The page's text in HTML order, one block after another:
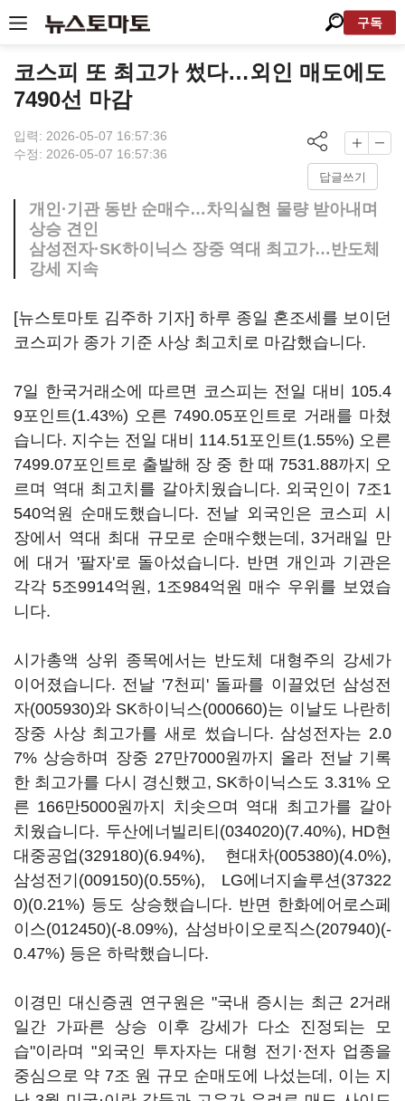
구독
코스피 또 최고가 썼다…외인 매도에도
7490선 마감
입력: 2026-05-07 16:57:36
수정: 2026-05-07 16:57:36
답글쓰기
개인·기관 동반 순매수…차익실현 물량 받아내며
상승 견인
삼성전자·SK하이닉스 장중 역대 최고가…반도체
강세 지속
[뉴스토마토 김주하 기자] 하루 종일 혼조세를 보이던
코스피가 종가 기준 사상 최고치로 마감했습니다.
7일 한국거래소에 따르면 코스피는 전일 대비 105.4
9포인트(1.43%) 오른 7490.05포인트로 거래를 마쳤
습니다. 지수는 전일 대비 114.51포인트(1.55%) 오른
7499.07포인트로 출발해 장 중 한 때 7531.88까지 오
르며 역대 최고치를 갈아치웠습니다. 외국인이 7조1
540억원 순매도했습니다. 전날 외국인은 코스피 시
장에서 역대 최대 규모로 순매수했는데, 3거래일 만
에 대거 '팔자'로 돌아섰습니다. 반면 개인과 기관은
각각 5조9914억원, 1조984억원 매수 우위를 보였습
니다.
시가총액 상위 종목에서는 반도체 대형주의 강세가
이어졌습니다. 전날 '7천피' 돌파를 이끌었던 삼성전
자(005930)와 SK하이닉스(000660)는 이날도 나란히
장중 사상 최고가를 새로 썼습니다. 삼성전자는 2.0
7% 상승하며 장중 27만7000원까지 올라 전날 기록
한 최고가를 다시 경신했고, SK하이닉스도 3.31% 오
른 166만5000원까지 치솟으며 역대 최고가를 갈아
치웠습니다. 두산에너빌리티(034020)(7.40%), HD현
대중공업(329180)(6.94%), 현대차(005380)(4.0%),
삼성전기(009150)(0.55%), LG에너지솔루션(37322
0)(0.21%) 등도 상승했습니다. 반면 한화에어로스페
이스(012450)(-8.09%), 삼성바이오로직스(207940)(-
0.47%) 등은 하락했습니다.
이경민 대신증권 연구원은 "국내 증시는 최근 2거래
일간 가파른 상승 이후 강세가 다소 진정되는 모
습"이라며 "외국인 투자자는 대형 전기·전자 업종을
중심으로 약 7조 원 규모 순매도에 나섰는데, 이는 지